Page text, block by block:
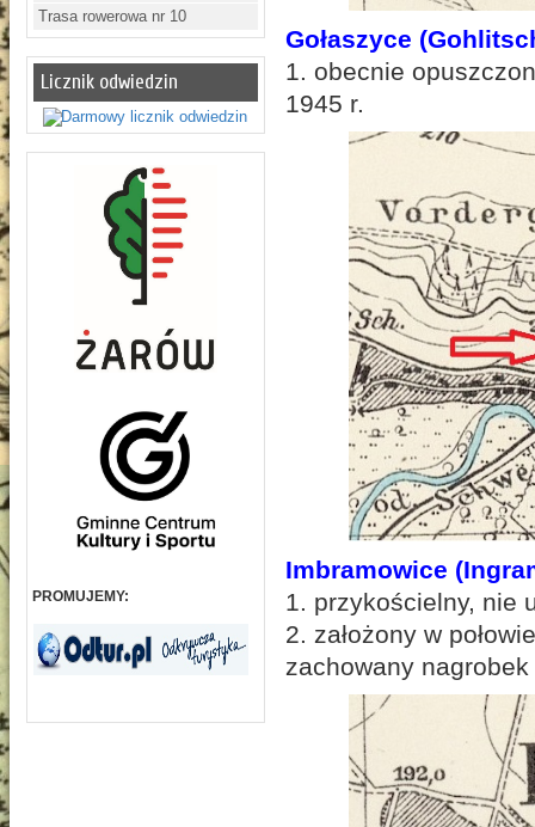
Trasa rowerowa nr 10
Licznik odwiedzin
PROMUJEMY:
Gołaszyce
1. obecnie
1945 r.
Imbramowice
1. przykościelny, nie
2. założony w
zachowany